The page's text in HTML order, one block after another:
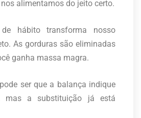
alimentamos do jeito certo.
hábito transforma nosso
As gorduras são eliminadas
ganha massa magra.
ser que a balança indique
mas a substituição já está